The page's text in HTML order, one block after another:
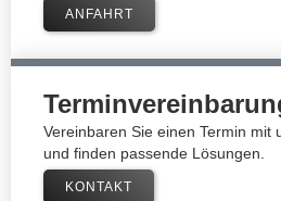
ANFAHRT
Vereinbaren Sie einen Termin mit
und finden passende Lösungen.
KONTAKT